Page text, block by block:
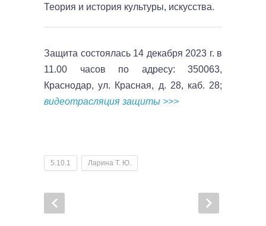
Теория и история культуры, искусства.
Защита состоялась 14 декабря 2023 г. в
11.00 часов по адресу: 350063,
Краснодар, ул. Красная, д. 28, каб. 28;
видеотрасляция защиты >>>
5.10.1 Ларина Т. Ю.